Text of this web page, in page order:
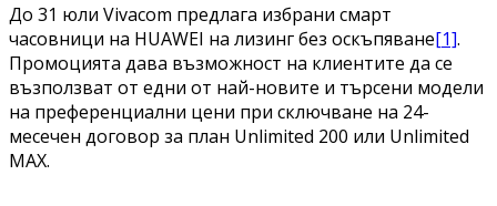
До 31 юли Vivacom предлага избрани смарт
часовници на HUAWEI на лизинг без оскъпяване[1].
Промоцията дава възможност на клиентите да се
възползват от едни от най-новите и търсени модели
на преференциални цени при сключване на 24-
месечен договор за план Unlimited 200 или Unlimited
MAX.